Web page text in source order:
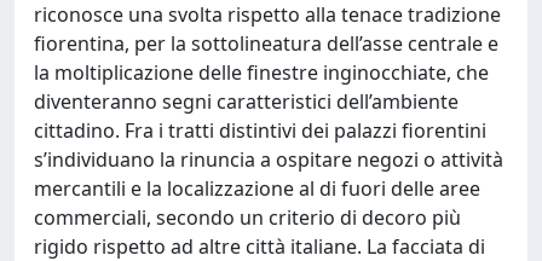
riconosce una svolta rispetto alla tenace tradizione
fiorentina, per la sottolineatura dell’asse centrale e
la moltiplicazione delle finestre inginocchiate, che
diventeranno segni caratteristici dell’ambiente
cittadino. Fra i tratti distintivi dei palazzi fiorentini
s’individuano la rinuncia a ospitare negozi o attività
mercantili e la localizzazione al di fuori delle aree
commerciali, secondo un criterio di decoro più
rigido rispetto ad altre città italiane. La facciata di